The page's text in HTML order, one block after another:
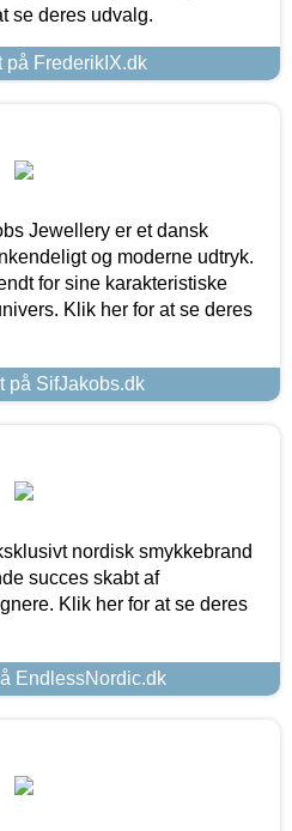
se deres udvalg.
på FrederikIX.dk
Jewellery er et dansk
og moderne udtryk.
for sine karakteristiske
Klik her for at se deres
på SifJakobs.dk
nordisk smykkebrand
succes skabt af
Klik her for at se deres
EndlessNordic.dk